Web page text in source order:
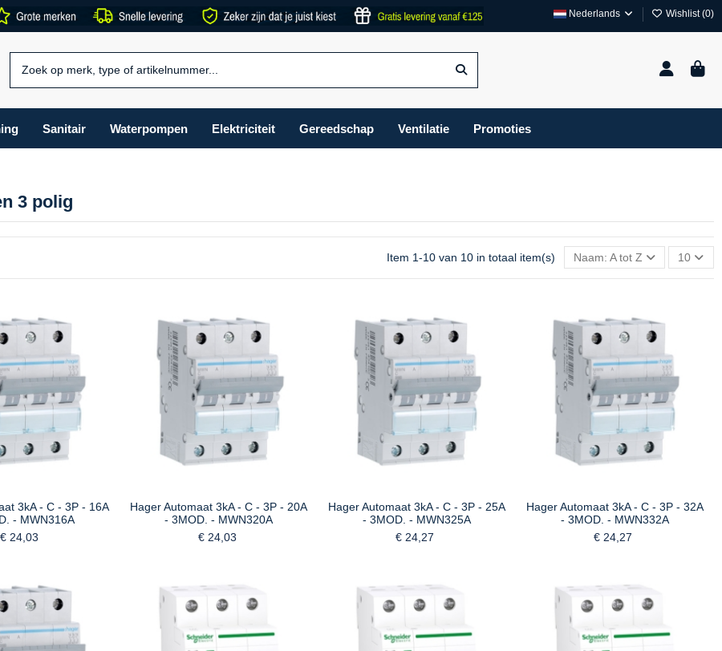
Nederlands Wishlist (0)
Sanitair Waterpompen Elektriciteit Gereedschap Ventilatie Promoties
3 polig
Item 1-10 van 10 in totaal item(s) Naam: A tot Z 10
3kA - C - 3P - 16A
- MWN316A
€ 24,03
Hager Automaat 3kA - C - 3P - 20A
- 3MOD. - MWN320A
€ 24,03
Hager Automaat 3kA - C - 3P - 25A
- 3MOD. - MWN325A
€ 24,27
Hager Automaat 3kA - C - 3P - 32A
- 3MOD. - MWN332A
€ 24,27